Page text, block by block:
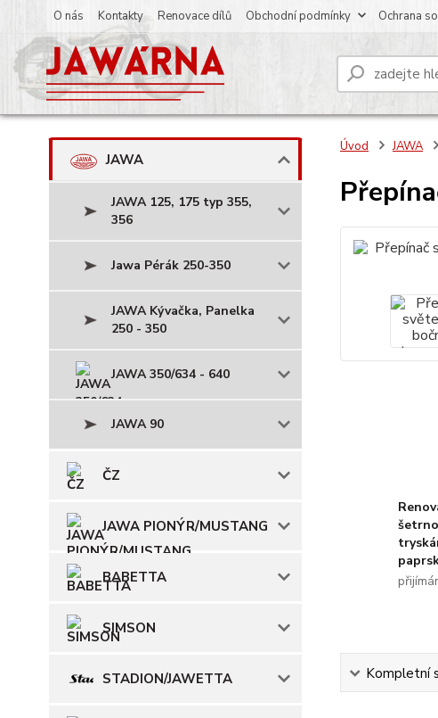
O nás Kontakty Renovace dílů Obchodní podmínky Ochrana
JAWA
JAWA 125, 175 typ 355,
356
Jawa Pérák 250-350
JAWA Kývačka, Panelka
250 - 350
JAWA 350/634 - 640
JAWA 90
ČZ
JAWA PIONÝR/MUSTANG
BABETTA
SIMSON
STADION/JAWETTA
Úvod JAWA
Kompletní